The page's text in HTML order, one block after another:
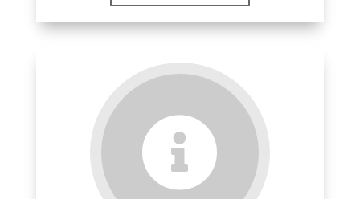
